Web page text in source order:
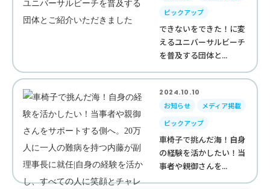
ピックアップ
できないをできた！に変
えるユニバーサルビーチ
を普及する団体と...
2024.10.10
お知らせ
メディア掲載
ピックアップ
車椅子で挑んだ海！自身
の経験を活かしたい！当
事者や親御さんを...